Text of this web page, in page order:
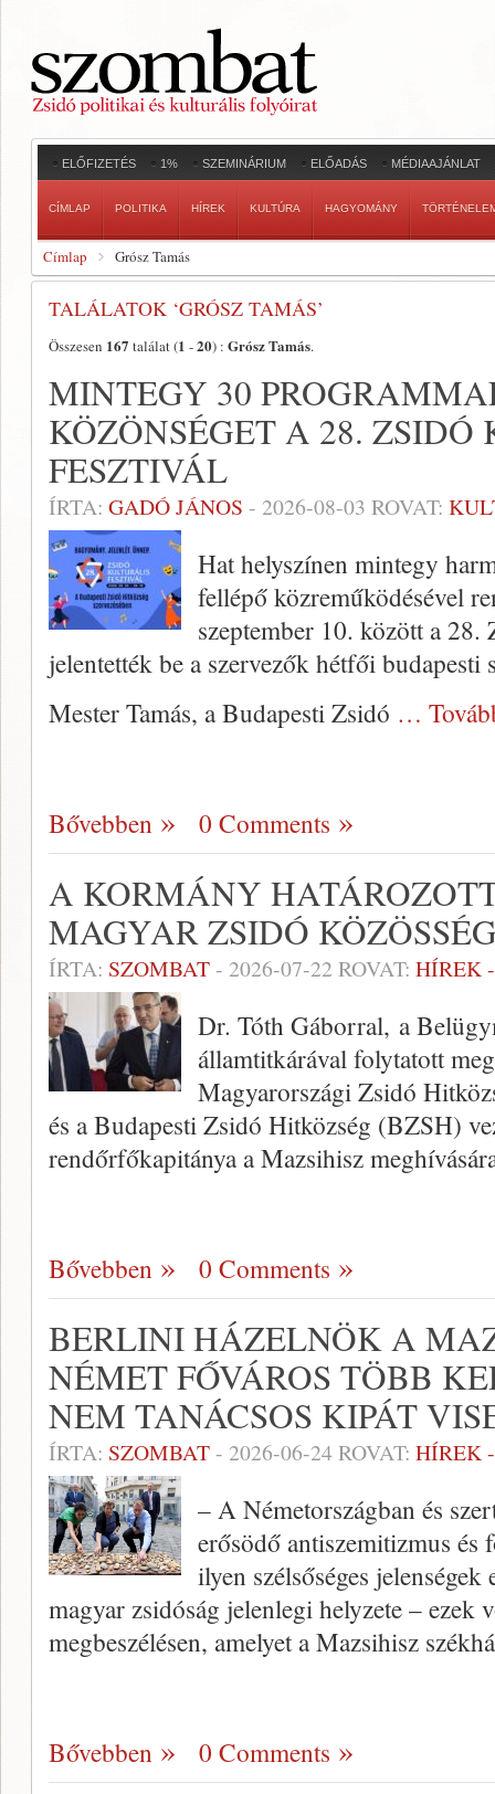
ELŐFIZETÉS 1% SZEMINÁRIUM ELŐADÁS MÉDIAAJÁNLAT
CÍMLAP POLITIKA HÍREK KULTÚRA HAGYOMÁNY
Címlap Grósz Tamás
TALÁLATOK ‘GRÓSZ TAMÁS’
Összesen 167 találat (1 -20) : Grósz Tamás.
MINTEGY 30
KÖZÖNSÉGET A 28.
FESZTIVÁL
ÍRTA: GADÓ JÁNOS - 2026-08-03 ROVAT:
Hat helyszínen mintegy
fellépő közreműködésével
szeptember 10. között a
jelentették be a szervezők hétfői budapesti
Mester Tamás, a Budapesti Zsidó …
Bővebben 0 Comments
A KORMÁNY
MAGYAR ZSIDÓ
ÍRTA: SZOMBAT- 2026-07-22 ROVAT: HÍREK
Dr. Tóth Gáborral, a
államtitkárával folytatott
Magyarországi Zsidó
és a Budapesti Zsidó Hitközség (BZSH)
rendőrfőkapitánya a Mazsihisz
Bővebben 0 Comments
BERLINI HÁZELNÖK A
NÉMET FŐVÁROS TÖBB
NEM TANÁCSOS KIPÁT
ÍRTA: SZOMBAT- 2026-06-24ROVAT: HÍREK
– A Németországban és
erősödő antiszemitizmus és
ilyen szélsőséges
magyar zsidóság jelenlegi helyzete – ezek
megbeszélésen, amelyet a Mazsihisz
Bővebben 0 Comments